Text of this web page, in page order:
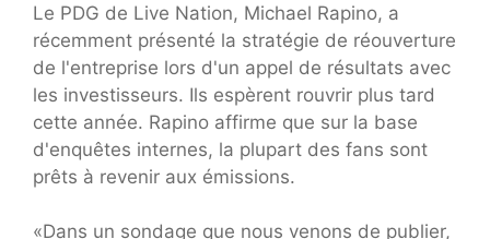
Le PDG de Live Nation, Michael Rapino, a
récemment présenté la stratégie de réouverture
de l'entreprise lors d'un appel de résultats avec
les investisseurs. Ils espèrent rouvrir plus tard
cette année. Rapino affirme que sur la base
d'enquêtes internes, la plupart des fans sont
prêts à revenir aux émissions.
«Dans un sondage que nous venons de publier,